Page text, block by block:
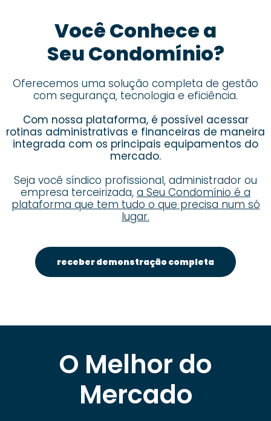
Você Conhece a
Seu Condomínio?
Oferecemos uma solução completa de gestão
com segurança, tecnologia e eficiência.
Com nossa plataforma, é possível acessar
rotinas administrativas e financeiras de maneira
integrada com os principais equipamentos do
mercado.
Seja você síndico profissional, administrador ou
empresa terceirizada, a Seu Condomínio é a
plataforma que tem tudo o que precisa num só
lugar.
receber demonstração completa
O Melhor do
Mercado